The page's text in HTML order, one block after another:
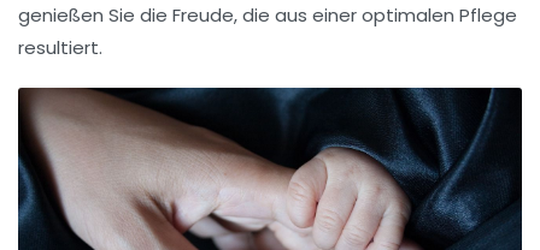
genießen Sie die Freude, die aus einer optimalen Pflege
resultiert.